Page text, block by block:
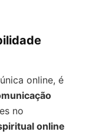
online, é
no
online